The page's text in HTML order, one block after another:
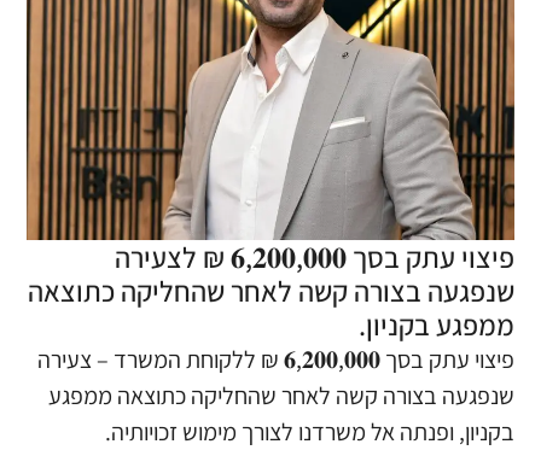
פיצוי עתק בסך 𝟔,𝟐𝟎𝟎,𝟎𝟎𝟎 ₪ לצעירה
שנפגעה בצורה קשה לאחר שהחליקה כתוצאה
ממפגע בקניון.
פיצוי עתק בסך 𝟔,𝟐𝟎𝟎,𝟎𝟎𝟎 ₪ ללקוחת המשרד – צעירה
שנפגעה בצורה קשה לאחר שהחליקה כתוצאה ממפגע
בקניון, ופנתה אל משרדנו לצורך מימוש זכויותיה.